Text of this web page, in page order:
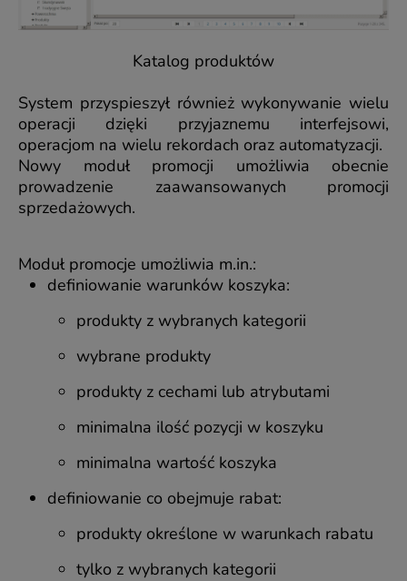
Katalog produktów
System przyspieszył również wykonywanie wielu
operacji dzięki przyjaznemu interfejsowi,
operacjom na wielu rekordach oraz automatyzacji.
Nowy moduł promocji umożliwia obecnie
prowadzenie zaawansowanych promocji
sprzedażowych.
Moduł promocje umożliwia m.in.:
definiowanie warunków koszyka:
produkty z wybranych kategorii
wybrane produkty
produkty z cechami lub atrybutami
minimalna ilość pozycji w koszyku
minimalna wartość koszyka
definiowanie co obejmuje rabat:
produkty określone w warunkach rabatu
tylko z wybranych kategorii